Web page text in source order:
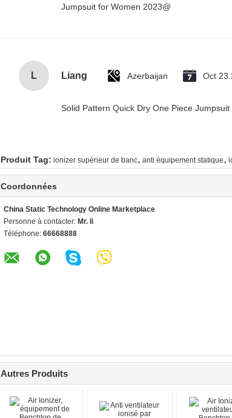
Jumpsuit for Women 2023@
L Liang Azerbaijan Oct
Solid Pattern Quick Dry One Piece
Produit Tag: ionizer supérieur de banc, anti équipement statique,
Coordonnées
China Static Technology Online Marketplace
Personne à contacter: Mr. li
Téléphone: 66668888
Autres Produits